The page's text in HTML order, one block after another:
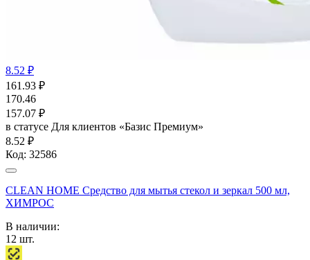
8.52 ₽
161.93 ₽
170.46
157.07 ₽
в статусе Для клиентов «Базис Премиум»
8.52 ₽
Код: 32586
CLEAN HOME Средство для мытья стекол и зеркал 500 мл,
ХИМРОС
В наличии:
12 шт.